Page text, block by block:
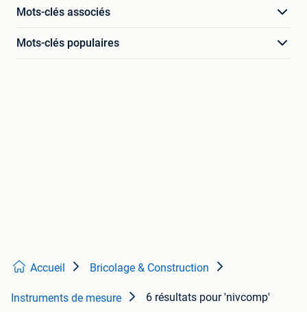
Mots-clés associés
Mots-clés populaires
Accueil Bricolage & Construction
Instruments de mesure 6 résultats pour 'nivcomp'